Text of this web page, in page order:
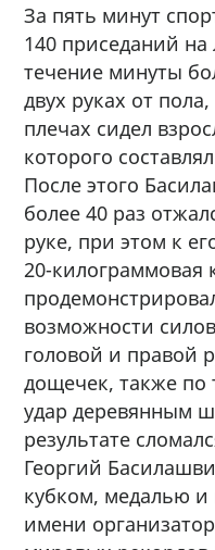
За пять минут
140 приседаний на
течение минуты
двух руках от
плечах сидел
которого
После этого
более 40 раз
руке, при этом к
20-килограммовая
возможности
головой и правой
дощечек, также по
удар деревянным
результате
Георгий
кубком, медалью и
имени